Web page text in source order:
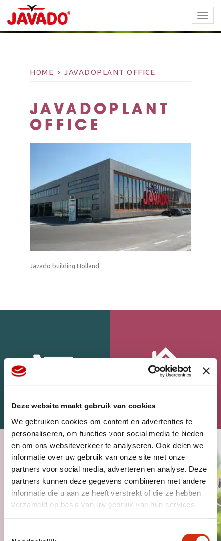
Deze website maakt gebruik van cookies
We gebruiken cookies om content en advertenties te
personaliseren, om functies voor social media te bieden
en om ons websiteverkeer te analyseren. Ook delen we
informatie over uw gebruik van onze site met onze
partners voor social media, adverteren en analyse. Deze
partners kunnen deze gegevens combineren met andere
informatie die u aan ze heeft verstrekt of die ze hebben
verzameld op basis van uw gebruik van hun services.
HOME JAVADOPLANT OFFICE
JAVADOPLANT
OFFICE
Javado building Holland
WEBSHOP HOME